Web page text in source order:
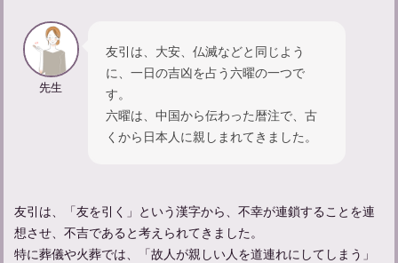
先生
友引は、大安、仏滅などと同じよう
に、一日の吉凶を占う六曜の一つで
す。
六曜は、中国から伝わった暦注で、古
くから日本人に親しまれてきました。
友引は、「友を引く」という漢字から、不幸が連鎖することを連
想させ、不吉であると考えられてきました。
特に葬儀や火葬では、「故人が親しい人を道連れにしてしまう」